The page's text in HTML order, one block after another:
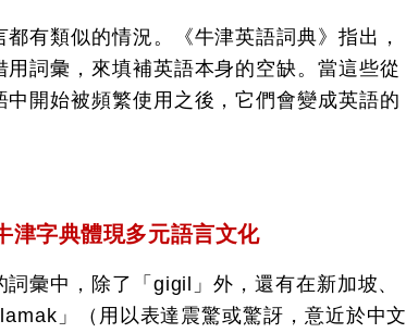
有類似的情況。《牛津英語詞典》指出，
詞彙，來填補英語本身的空缺。當這些從
開始被頻繁使用之後，它們會變成英語的
字典體現多元語言文化
彙中，除了「gigil」外，還有在新加坡、
」（用以表達震驚或驚訝，意近於中文